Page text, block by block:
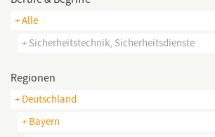
+ Alle
+ Sicherheitstechnik, Sicherheitsdienste
Regionen
+ Deutschland
+ Bayern